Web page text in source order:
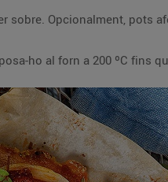
sobre. Opcionalment, pots
ho al forn a 200 ºC fins